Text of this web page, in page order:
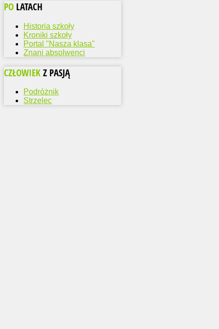
PO LATACH
Historia szkoły
Kroniki szkoły
Portal "Nasza klasa"
Znani absolwenci
CZŁOWIEK Z PASJĄ
Podróżnik
Strzelec